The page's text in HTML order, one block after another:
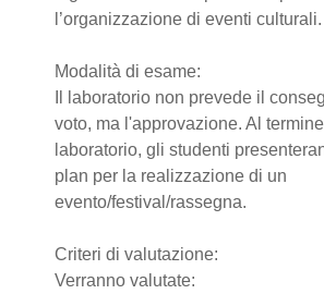
l’organizzazione di eventi culturali.
Modalità di esame:
Il laboratorio non prevede il
voto, ma l'approvazione. Al termine
laboratorio, gli studenti
plan per la realizzazione di un
evento/festival/rassegna.
Criteri di valutazione:
Verranno valutate: